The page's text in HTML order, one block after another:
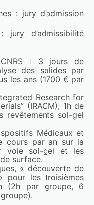
Jimenez
04678377v1
A review
Stability, 230,
Dilger,Sophie
05000051v1
coatings for
smart coatings
2024, May 2024,
Lemesle,Hugo
Samyn,C
: jury d’admission
jury d’admissibilité
CNRS : 3 jours de
des solides par
les ans (1700 € par
Research for
(IRACM), 1h de
revêtements sol-gel
Médicaux et
cours par an sur la
voie sol-gel et les
surface.
« découverte de
pour les troisièmes
(2h par groupe, 6